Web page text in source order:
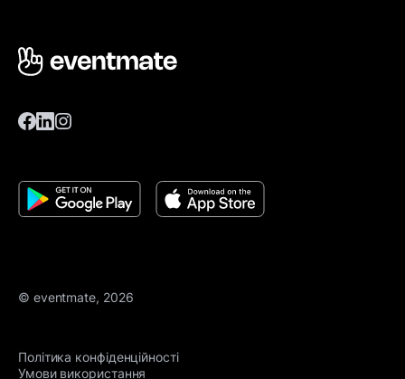
© eventmate, 2026
Політика конфіденційності
Умови використання